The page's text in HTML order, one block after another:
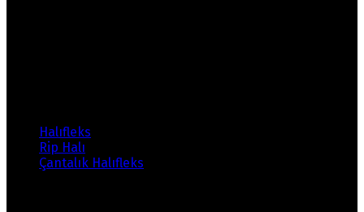
Halıfleks
Rip Halı
Çantalık Halıfleks